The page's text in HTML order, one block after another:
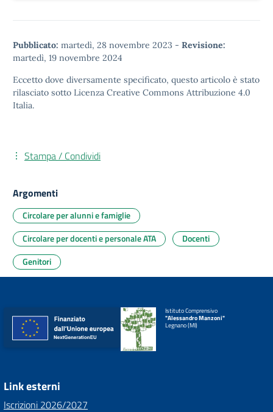
Pubblicato: martedì, 28 novembre 2023 - Revisione:
martedì, 19 novembre 2024
Eccetto dove diversamente specificato, questo articolo è stato
rilasciato sotto Licenza Creative Commons Attribuzione 4.0
Italia.
Stampa / Condividi
Argomenti
Circolare per alunni e famiglie
Circolare per docenti e personale ATA
Docenti
Genitori
Istituto Comprensivo
"Alessandro Manzoni"
Legnano (MI)
Link esterni
Iscrizioni 2026/2027